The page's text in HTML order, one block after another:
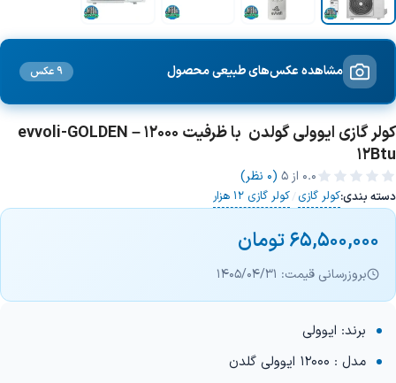
مشاهده عکس‌های طبیعی محصول 9 عکس
کولر گازی ایوولی گولدن با ظرفیت 12000 – evvoli-GOLDEN
12Btu
0.0 از ۵ (0 نظر)
دسته بندی:کولر گازی/کولر گازی 12 هزار
65,500,000تومان
بروزرسانی قیمت: 1405/04/31
برند: ایوولی
مدل : 12000 ایوولی گلدن